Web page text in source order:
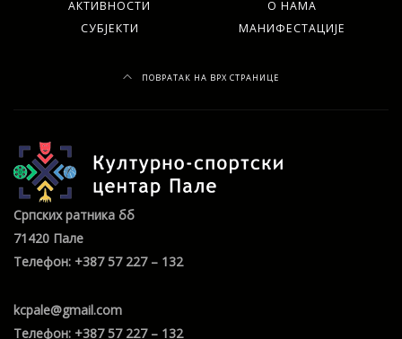
АКТИВНОСТИ
О НАМА
СУБЈЕКТИ
МАНИФЕСТАЦИЈЕ
ПОВРАТАК НА ВРХ СТРАНИЦЕ
Српских ратника бб
71420 Пале
Телефон: +387 57 227 – 132
kcpale@gmail.com
Телефон: +387 57 227 – 132